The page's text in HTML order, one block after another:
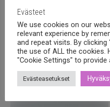
Tutustu
Evästeet
We use cookies on our
relevant experience by
and repeat visits. By
the use of ALL the cookies.
"Cookie Settings" to
Evästeasetukset